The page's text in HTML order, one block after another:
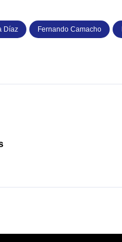
Díaz Fernando Camacho